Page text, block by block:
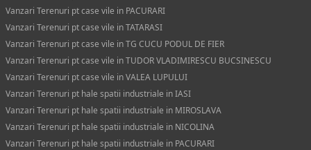
Vanzari Terenuri pt case vile in PACURARI
Vanzari Terenuri pt case vile in TATARASI
Vanzari Terenuri pt case vile in TG CUCU PODUL DE FIER
Vanzari Terenuri pt case vile in TUDOR VLADIMIRESCU BUCSINESCU
Vanzari Terenuri pt case vile in VALEA LUPULUI
Vanzari Terenuri pt hale spatii industriale in IASI
Vanzari Terenuri pt hale spatii industriale in MIROSLAVA
Vanzari Terenuri pt hale spatii industriale in NICOLINA
Vanzari Terenuri pt hale spatii industriale in PACURARI